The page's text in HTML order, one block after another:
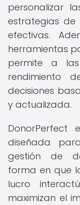
personalizar
estrategias
efectivas.
herramientas
permite a
rendimiento
decisiones
y actualizada.
DonorPerfect
diseñada
gestión de
forma en que
lucro
maximizan el